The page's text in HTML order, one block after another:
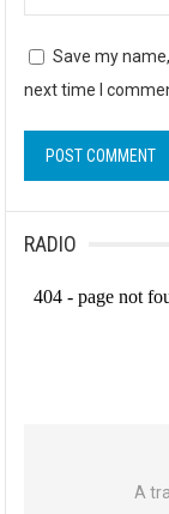
Save my
next time I
RADIO
A